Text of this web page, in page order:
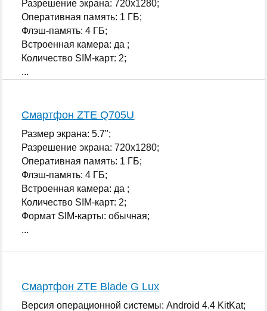
Разрешение экрана: 720x1280;
Оперативная память: 1 ГБ;
Флэш-память: 4 ГБ;
Встроенная камера: да ;
Количество SIM-карт: 2;
...
Смартфон ZTE Q705U
Размер экрана: 5.7";
Разрешение экрана: 720x1280;
Оперативная память: 1 ГБ;
Флэш-память: 4 ГБ;
Встроенная камера: да ;
Количество SIM-карт: 2;
Формат SIM-карты: обычная;
...
Смартфон ZTE Blade G Lux
Версия операционной системы: Android 4.4 KitKat;